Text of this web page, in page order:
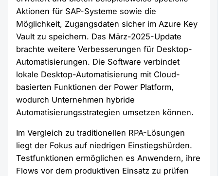
Aktionen für SAP-Systeme sowie die
Möglichkeit, Zugangsdaten sicher im Azure Key
Vault zu speichern. Das März-2025-Update
brachte weitere Verbesserungen für Desktop-
Automatisierungen. Die Software verbindet
lokale Desktop-Automatisierung mit Cloud-
basierten Funktionen der Power Platform,
wodurch Unternehmen hybride
Automatisierungsstrategien umsetzen können.
Im Vergleich zu traditionellen RPA-Lösungen
liegt der Fokus auf niedrigen Einstiegshürden.
Testfunktionen ermöglichen es Anwendern, ihre
Flows vor dem produktiven Einsatz zu prüfen